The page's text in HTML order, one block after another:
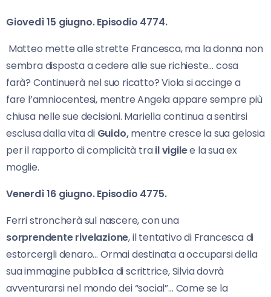
Giovedì 15 giugno. Episodio 4774.
Matteo mette alle strette Francesca, ma la donna non
sembra disposta a cedere alle sue richieste… cosa
farà? Continuerà nel suo ricatto? Viola si accinge a
fare l’amniocentesi, mentre Angela appare sempre più
chiusa nelle sue decisioni. Mariella continua a sentirsi
esclusa dalla vita di Guido,mentre cresce la sua gelosia
per il rapporto di complicità trail vigilee la sua ex
moglie.
Venerdì 16 giugno. Episodio 4775.
Ferri stroncherà sul nascere, con una
sorprendente rivelazione, il tentativo di Francesca di
estorcergli denaro… Ormai destinata a occuparsi della
sua immagine pubblica di scrittrice, Silvia dovrà
avventurarsi nel mondo dei “social”… Come se la